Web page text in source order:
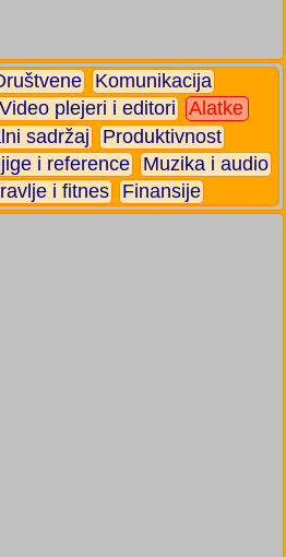
Komunikacija
Video plejeri i editori
Alatke
sadržaj
Produktivnost
i reference
Muzika i audio
i fitnes Finansije